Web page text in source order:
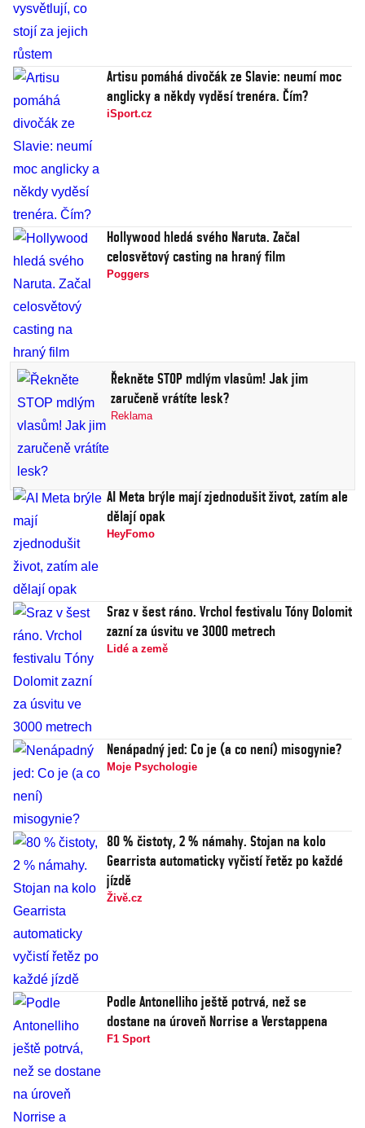
Artisu pomáhá divočák ze Slavie: neumí moc
anglicky a někdy vyděsí trenéra. Čím?
iSport.cz
Hollywood hledá svého Naruta. Začal
celosvětový casting na hraný film
Poggers
Řekněte STOP mdlým vlasům! Jak jim
zaručeně vrátíte lesk?
Reklama
AI Meta brýle mají zjednodušit život, zatím ale
dělají opak
HeyFomo
Sraz v šest ráno. Vrchol festivalu Tóny Dolomit
zazní za úsvitu ve 3000 metrech
Lidé a země
Nenápadný jed: Co je (a co není) misogynie?
Moje Psychologie
80 % čistoty, 2 % námahy. Stojan na kolo
Gearrista automaticky vyčistí řetěz po každé
jízdě
Živě.cz
Podle Antonelliho ještě potrvá, než se
dostane na úroveň Norrise a Verstappena
F1 Sport